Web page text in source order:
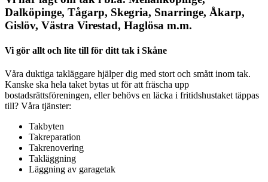
Dalköpinge, Tågarp, Skegria, Snarringe, Åkarp,
Gislöv, Västra Virestad, Haglösa m.m.
Vi gör allt och lite till för ditt tak i Skåne
Våra duktiga takläggare hjälper dig med stort och smått inom tak.
Kanske ska hela taket bytas ut för att fräscha upp
bostadsrättsföreningen, eller behövs en läcka i fritidshustaket täppas
till? Våra tjänster:
Takbyten
Takreparation
Takrenovering
Takläggning
Läggning av garagetak